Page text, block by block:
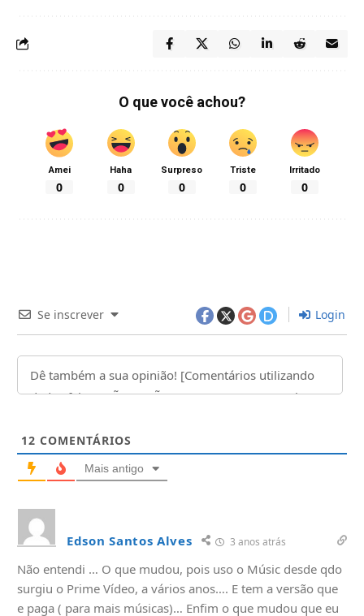
O que você achou?
Amei
0
Haha
0
Surpreso
0
Triste
0
Irritado
0
Se inscrever Login
12 COMENTÁRIOS
Mais antigo
Edson Santos Alves 3 anos atrás
Não entendi … O que mudou, pois uso o Músic desde qdo
surgiu o Prime Vídeo, a vários anos…. E tem a versão que
e paga ( para mais músicas)… Enfim o que mudou que eu